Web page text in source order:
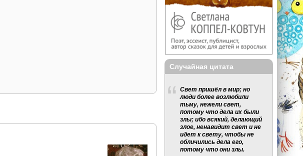
Случайная цитата
Свет пришёл в мир; но
люди более возлюбили
тьму, нежели свет,
потому что дела их были
злы; ибо всякий, делающий
злое, ненавидит свет и не
идет к свету, чтобы не
обличились дела его,
потому что они злы.